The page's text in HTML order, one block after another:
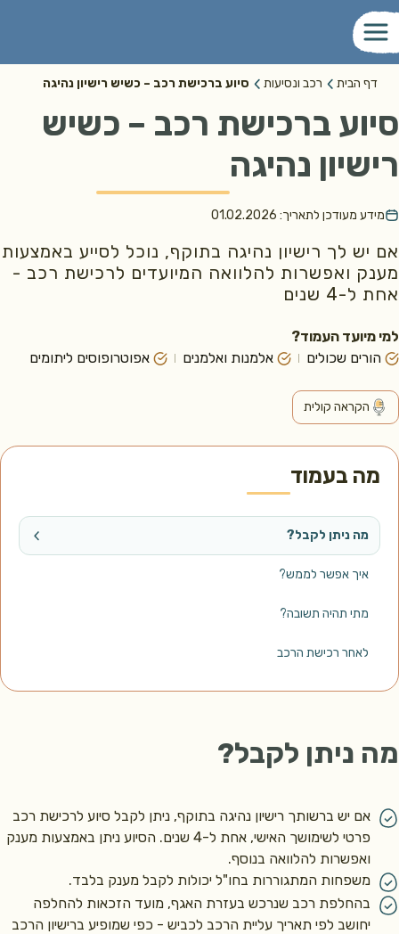
דף הבית רכב ונסיעות סיוע ברכישת רכב – כשיש רישיון נהיגה
ברכישת רכב – כשיש
נהיגה
מעודכן לתאריך: 01.02.2026
לך רישיון נהיגה בתוקף, נוכל לסייע באמצעות
ואפשרות להלוואה המיועדים לרכישת רכב -
4 שנים
מיועד העמוד?
שכולים
אלמנות ואלמנים אפוטרופוסים ליתומים
הקראה קולית
בעמוד
מה ניתן לקבל?
איך אפשר לממש?
מתי תהיה תשובה?
לאחר רכישת הרכב
ניתן לקבל?
אם יש ברשותך רישיון נהיגה בתוקף, ניתן לקבל סיוע לרכישת רכב
פרטי לשימושך האישי, אחת ל-4 שנים. הסיוע ניתן באמצעות מענק
ואפשרות להלוואה בנוסף.
משפחות המתגוררות בחו"ל יכולות לקבל מענק בלבד.
בהחלפת רכב שנרכש בעזרת האגף, מועד הזכאות להחלפה
יחושב לפי תאריך עליית הרכב לכביש - כפי שמופיע ברישיון הרכב